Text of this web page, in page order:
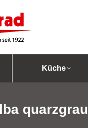
Küche
quarzgrau